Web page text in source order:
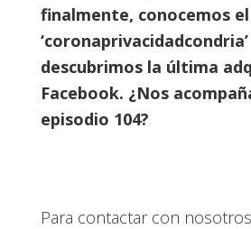
finalmente, conocemos
descubrimos la última
Facebook. ¿Nos
episodio 104?
Para contactar con